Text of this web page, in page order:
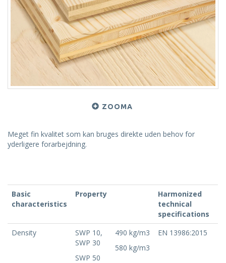
ZOOMA
Meget fin kvalitet som kan bruges direkte uden behov for
yderligere forarbejdning.
Basic
characteristics
Property
Harmonized
technical
specifications
Density
SWP 10,
SWP 30
SWP 50
490 kg/m3
580 kg/m3
EN 13986:2015